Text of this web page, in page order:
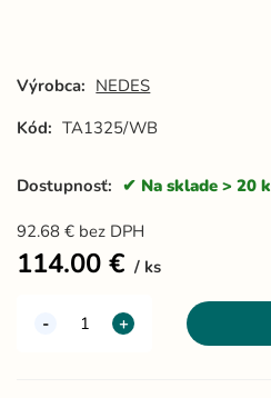
Výrobca: NEDES
Kód: TA1325/WB
Dostupnosť: Na sklade > 20
92.68 € bez DPH
114.00 € ks